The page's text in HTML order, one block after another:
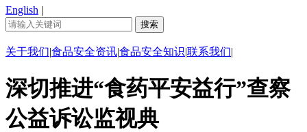
English |
关于我们|食品安全资讯|食品安全知识|联系我们|
深切推进“食药平安益行”查察
公益诉讼监视典